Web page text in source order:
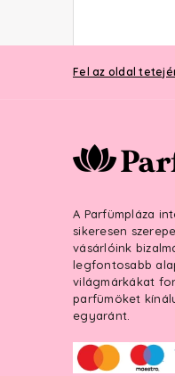
Fel az oldal
A Parfümpláza
sikeresen
vásárlóink
legfontosabb
világmárkákat
parfümöket
egyaránt.